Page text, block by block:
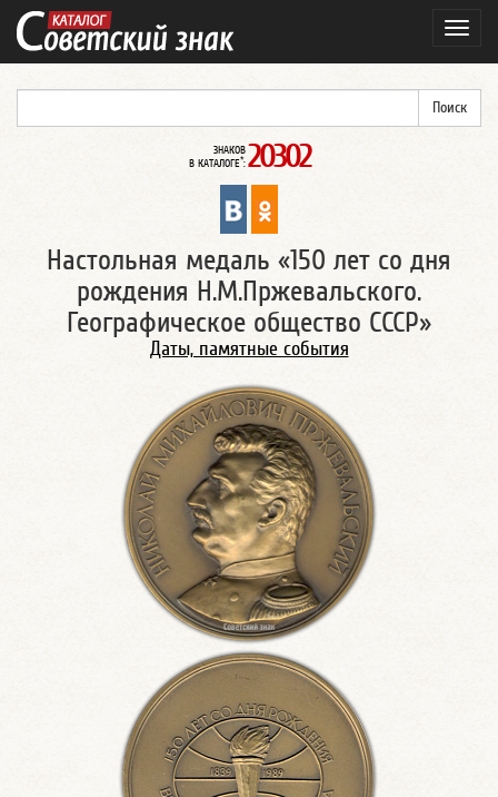
ЗНАКОВ
В КАТАЛОГЕ*: 20302
Настольная медаль «150 лет со дня
рождения Н.М.Пржевальского.
Географическое общество СССР»
Даты, памятные события